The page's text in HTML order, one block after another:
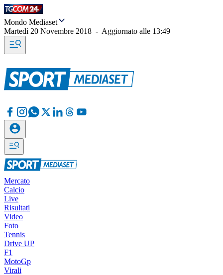
Mondo Mediaset
Martedì 20 Novembre 2018 - Aggiornato alle 13:49
Mercato
Calcio
Live
Risultati
Video
Foto
Tennis
Drive UP
F1
MotoGp
Virali